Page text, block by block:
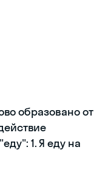
образовано от
1. Я еду на